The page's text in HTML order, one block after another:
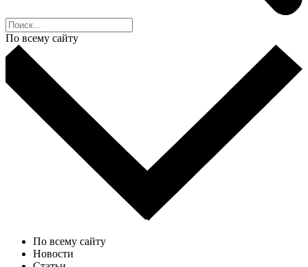
По всему сайту
По всему сайту
Новости